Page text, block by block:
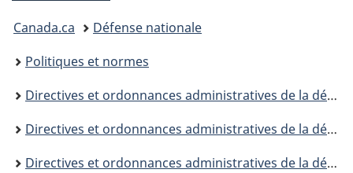
Vous
êtes
ici :
Canada.ca
Défense nationale
Politiques et normes
Directives et ordonnances administratives de la défense
Directives et ordonnances administratives de la défense (DOAD) - Avis de modification
Directives et ordonnances administratives de la défense (DOAD) - Avis de modification - 2015